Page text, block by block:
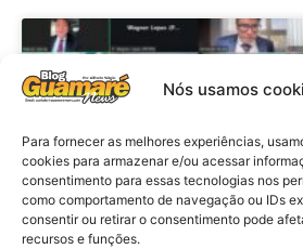
Nós usamos
Para fornecer as melhores experiências,
cookies para armazenar e/ou acessar
consentimento para essas tecnologias nos
como comportamento de navegação ou IDs
consentir ou retirar o consentimento pode
recursos e funções.